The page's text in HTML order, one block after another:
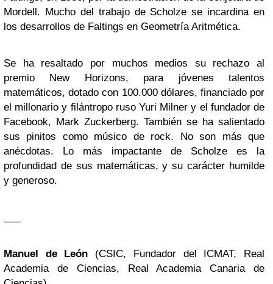
Mordell. Mucho del trabajo de Scholze se incardina en
los desarrollos de Faltings en Geometría Aritmética.
Se ha resaltado por muchos medios su rechazo al
premio New Horizons, para jóvenes talentos
matemáticos, dotado con 100.000 dólares, financiado por
el millonario y filántropo ruso Yuri Milner y el fundador de
Facebook, Mark Zuckerberg. También se ha salientado
sus pinitos como músico de rock. No son más que
anécdotas. Lo más impactante de Scholze es la
profundidad de sus matemáticas, y su carácter humilde
y generoso.
Manuel de León
(CSIC, Fundador del ICMAT, Real
Academia de Ciencias, Real Academia Canaria de